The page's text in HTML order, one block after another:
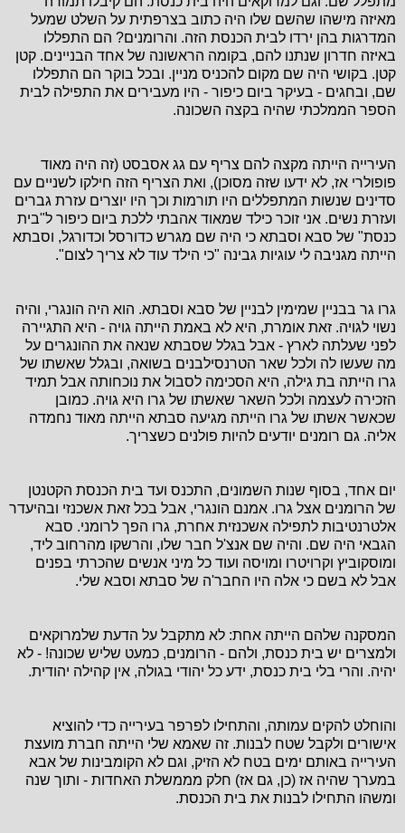
מאיזה מישהו שהשם שלו היה כתוב בצרפתית על השלט שמעל
המדרגות בהן ירדו לבית הכנסת הזה. והרומנים? הם התפללו
באיזה חדרון שנתנו להם, בקומה הראשונה של אחד הבניינים. קטן
קטן. בקושי היה שם מקום להכניס מניין. ובכל בוקר הם התפללו
שם, ובחגים - בעיקר ביום כיפור - היו מעבירים את התפילה לבית
הספר הממלכתי שהיה בקצה השכונה.
העירייה הייתה מקצה להם צריף עם גג אסבסט (זה היה מאוד
פופולרי אז, לא ידעו שזה מסוכן), ואת הצריף הזה חילקו לשניים עם
סדינים שנשות המתפללים היו תורמות וכך היו יוצרים עזרת גברים
ועזרת נשים. אני זוכר כילד שמאוד אהבתי ללכת ביום כיפור ל"בית
כנסת" של סבא וסבתא כי היה שם מגרש כדורסל וכדורגל, וסבתא
הייתה מגניבה לי עוגיות גבינה "כי הילד עוד לא צריך לצום".
גרו גר בבניין שמימין לבניין של סבא וסבתא. הוא היה הונגרי, והיה
נשוי לגויה. זאת אומרת, היא לא באמת הייתה גויה - היא התגיירה
לפני שעלתה לארץ - אבל בגלל שסבתא שנאה את ההונגרים על
מה שעשו לה ולכל שאר הטרנסילבנים בשואה, ובגלל שאשתו של
גרו הייתה בת גילה, היא הסכימה לסבול את נוכחותה אבל תמיד
הזכירה לעצמה ולכל השאר שאשתו של גרו היא גויה. כמובן
שכאשר אשתו של גרו הייתה מגיעה סבתא הייתה מאוד נחמדה
אליה. גם רומנים יודעים להיות פולנים כשצריך.
יום אחד, בסוף שנות השמונים, התכנס ועד בית הכנסת הקטנטן
של הרומנים אצל גרו. אמנם הונגרי, אבל בכל זאת אשכנזי ובהיעדר
אלטרנטיבות לתפילה אשכנזית אחרת, גרו הפך לרומני. סבא
הגבאי היה שם. והיה שם אנצ'ל חבר שלו, והרשקו מהרחוב ליד,
ומוסקוביץ וקרויטרו ומויסה ועוד כל מיני אנשים שהכרתי בפנים
אבל לא בשם כי אלה היו החבר'ה של סבתא וסבא שלי.
המסקנה שלהם הייתה אחת: לא מתקבל על הדעת שלמרוקאים
ולמצרים יש בית כנסת, ולהם - הרומנים, כמעט שליש שכונה! - לא
יהיה. והרי בלי בית כנסת, ידע כל יהודי בגולה, אין קהילה יהודית.
והוחלט להקים עמותה, והתחילו לפרפר בעירייה כדי להוציא
אישורים ולקבל שטח לבנות. זה שאמא שלי הייתה חברת מועצת
העירייה באותם ימים בטח לא הזיק, וגם לא הקומבינות של אבא
במערך שהיה אז (כן, גם אז) חלק מממשלת האחדות - ותוך שנה
ומשהו התחילו לבנות את בית הכנסת.